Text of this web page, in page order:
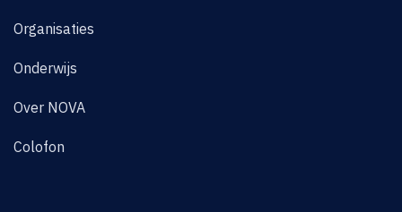
Organisaties
Onderwijs
Over NOVA
Colofon